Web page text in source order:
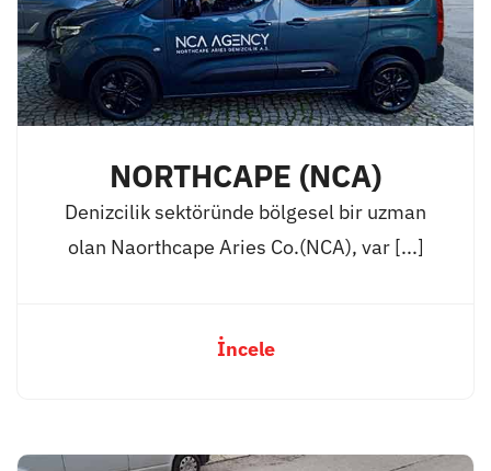
NORTHCAPE (NCA)
Denizcilik sektöründe bölgesel bir uzman
olan Naorthcape Aries Co.(NCA), var [...]
İncele